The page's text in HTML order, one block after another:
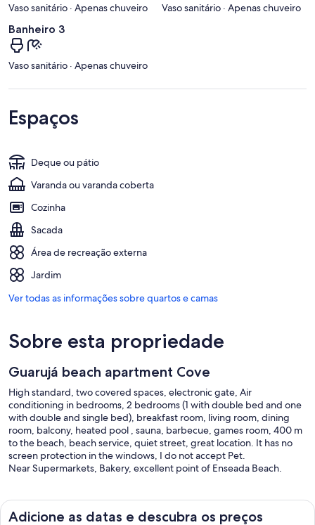
Vaso sanitário · Apenas chuveiro Vaso sanitário · Apenas chuveiro
Banheiro 3
Vaso sanitário · Apenas chuveiro
Espaços
Deque ou pátio
Varanda ou varanda coberta
Cozinha
Sacada
Área de recreação externa
Jardim
Ver todas as informações sobre quartos e camas
Sobre esta propriedade
Guarujá beach apartment Cove
High standard, two covered spaces, electronic gate, Air
conditioning in bedrooms, 2 bedrooms (1 with double bed and one
with double and single bed), breakfast room, living room, dining
room, balcony, heated pool , sauna, barbecue, games room, 400 m
to the beach, beach service, quiet street, great location. It has no
screen protection in the windows, I do not accept Pet.
Near Supermarkets, Bakery, excellent point of Enseada Beach.
Adicione as datas e descubra os preços